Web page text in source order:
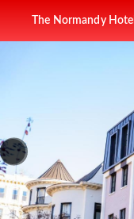
The Normandy Hotel